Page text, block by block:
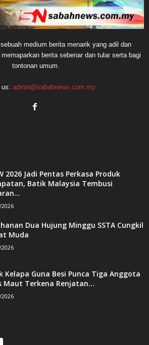
medium berita menarik yang adil dan
berita sebenar dan tular serta bagi
tontonan umum.
us: admin@sabahnews.com.my
2026 Jadi Pentas Perkasa Produk
Batik Malaysia Tembusi
Dua Hujung Minggu SSTA Cungkil
Muda
Kelapa Guna Besi Punca Tiga Anggota
Maut Terkena Renjatan...